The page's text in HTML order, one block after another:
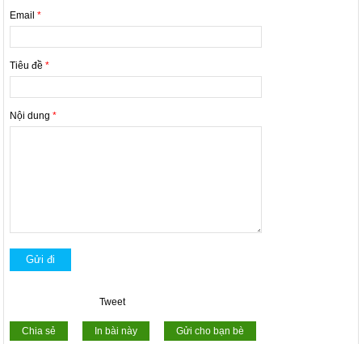
Email*
Tiêu đề*
Nội dung*
Tweet
Chia sẻ In bài này Gửi cho bạn bè